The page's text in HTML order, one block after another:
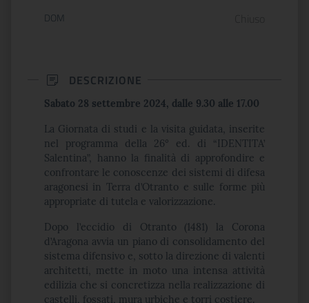
DOM
DESCRIZIONE
Sabato 28 settembre 2024, dalle 9.30 alle 17.00
La Giornata di studi e la visita guidata, inserite
nel programma della 26° ed. di “IDENTITA’
Salentina”, hanno la finalità di approfondire e
confrontare le conoscenze dei sistemi di difesa
aragonesi in Terra d’Otranto e sulle forme più
appropriate di tutela e valorizzazione.
Dopo l’eccidio di Otranto (1481) la Corona
d’Aragona avvia un piano di consolidamento del
sistema difensivo e, sotto la direzione di valenti
architetti, mette in moto una intensa attività
edilizia che si concretizza nella realizzazione di
castelli, fossati, mura urbiche e torri costiere.